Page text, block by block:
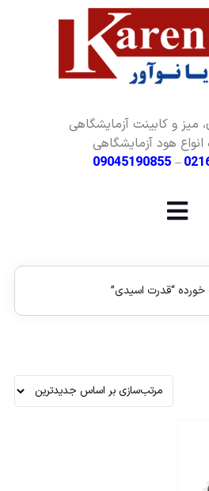
و کابینت آزمایشگاهی
انواع هود آزمایشگاهی
–
09045190855
“قدرت اسیدی”